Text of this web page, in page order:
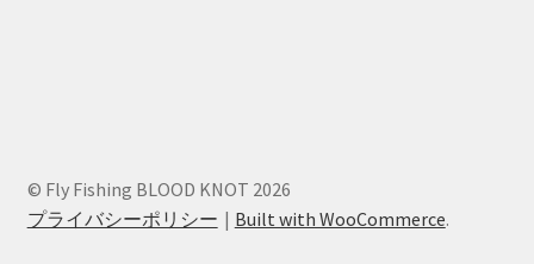
© Fly Fishing BLOOD KNOT 2026
プライバシーポリシー
Built with WooCommerce.